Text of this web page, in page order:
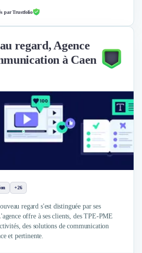
par Trustfolio
regard, Agence
à Caen
+26
regard s'est distinguée par ses
offre à ses clients, des TPE-PME
des solutions de communication
et pertinente.